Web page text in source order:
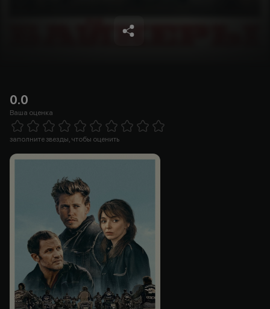
0.0
Ваша оценка
5 Stars
заполните звезды, чтобы оценить